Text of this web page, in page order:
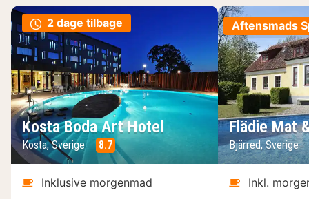
2 dage tilbage
Kosta Boda Art Hotel
Kosta, Sverige 8.7
Inklusive morgenmad
Aftensmads
Flädie Mat
Bjärred, Sverige
Inkl.